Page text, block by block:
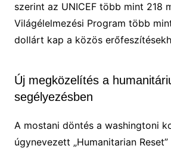
szerint az UNICEF több mint 218
Világélelmezési Program több
dollárt kap a közös
Új megközelítés a
segélyezésben
A mostani döntés a washingtoni
úgynevezett „Humanitarian